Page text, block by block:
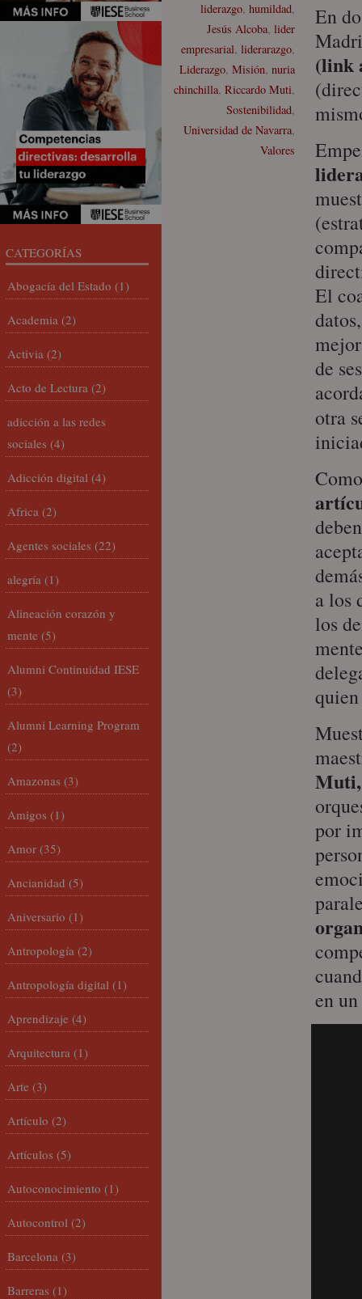
liderazgo, humildad,
Jesús Alcoba, lider
empresarial, liderarazgo,
Liderazgo, Misión, nuria
chinchilla, Riccardo Muti,
Sostenibilidad,
Universidad de Navarra,
Valores
En
(link
El
de
otra
a los
los
Muti,
por
en
CATEGORÍAS
Abogacía del Estado (1)
Academia (2)
Activia (2)
Acto de Lectura (2)
adicción a las redes
sociales (4)
Adicción digital (4)
Africa (2)
Agentes sociales (22)
alegría (1)
Alineación corazón y
mente (5)
Alumni Continuidad IESE
(3)
Alumni Learning Program
(2)
Amazonas (3)
Amigos (1)
Amor (35)
Ancianidad (5)
Aniversario (1)
Antropología (2)
Antropología digital (1)
Aprendizaje (4)
Arquitectura (1)
Arte (3)
Artículo (2)
Artículos (5)
Autoconocimiento (1)
Autocontrol (2)
Barcelona (3)
Barreras (1)